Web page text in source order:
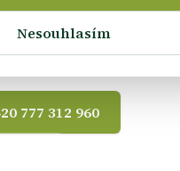
jaké by si
777 312 960
Nesouhlasím